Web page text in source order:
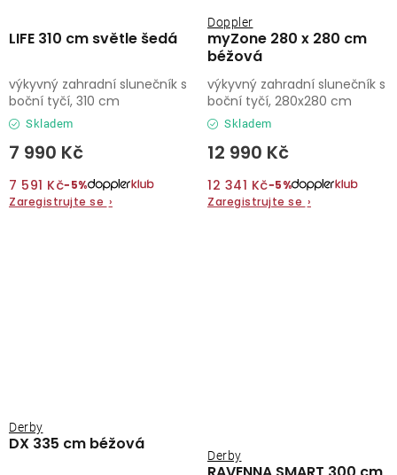
LIFE 310 cm světle šedá
Skladem
7 990 Kč
7 591 Kč−5%
Zaregistrujte se ›
výkyvný zahradní slunečník s
boční tyčí, 310 cm
myZone 280 x 280 cm
béžová
Doppler
Skladem
12 990 Kč
12 341 Kč−5%
Zaregistrujte se ›
výkyvný zahradní slunečník s
boční tyčí, 280x280 cm
DX 335 cm béžová
Derby
Derby